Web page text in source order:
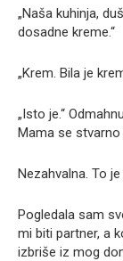
„Naša kuhinja,
dosadne kreme.“
„Krem. Bila je
„Isto je.“
Mama se stvarno
Nezahvalna. To
Pogledala sam
mi biti partner, a
izbriše iz mog